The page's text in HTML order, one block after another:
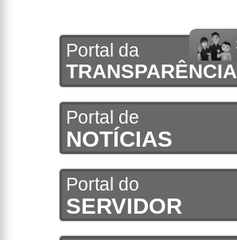
Portal da
TRANSPARÊNCIA
Portal de
NOTÍCIAS
Portal do
SERVIDOR